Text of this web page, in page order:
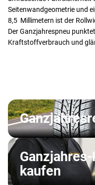
Seitenwandgeometrie und
8,5 Millimetern ist der
Der Ganzjahrespneu
Kraftstoffverbrauch und
kaufen